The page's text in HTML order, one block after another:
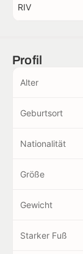
RIV
Profil
Alter
Geburtsort
Nationalität
Größe
Gewicht
Starker Fuß